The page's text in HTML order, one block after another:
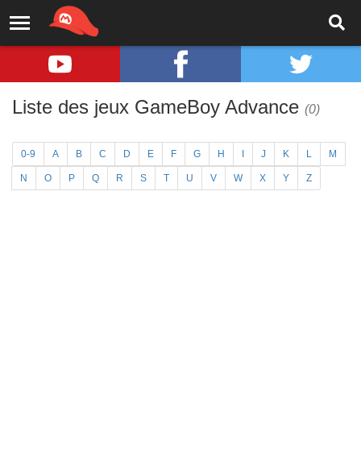
Liste des jeux GameBoy Advance (0)
0-9 A B C D E F G H J K L M
N O P Q R S T U V W X Y Z